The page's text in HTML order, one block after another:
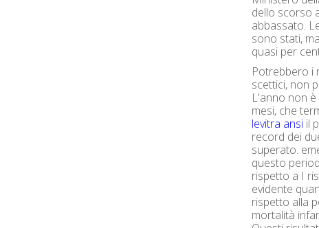
dello scorso
abbassato.
sono stati,
quasi per
Potrebbero i
scettici, non
L'anno non
mesi, che
levitra ansi il
record dei
superato.
questo
rispetto a I
evidente
rispetto alla
mortalità